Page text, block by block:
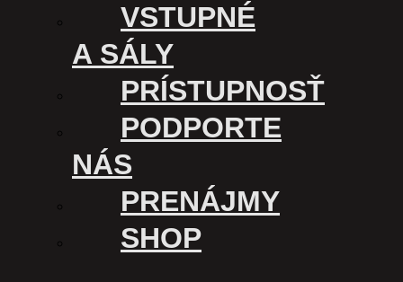
VSTUPNÉ
A SÁLY
PRÍSTUPNOSŤ
PODPORTE
NÁS
PRENÁJMY
SHOP
Gregor Valentovič pozýva